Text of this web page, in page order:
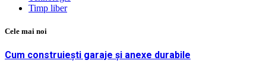
Timp liber
Cele mai noi
Cum construiești garaje și anexe durabile